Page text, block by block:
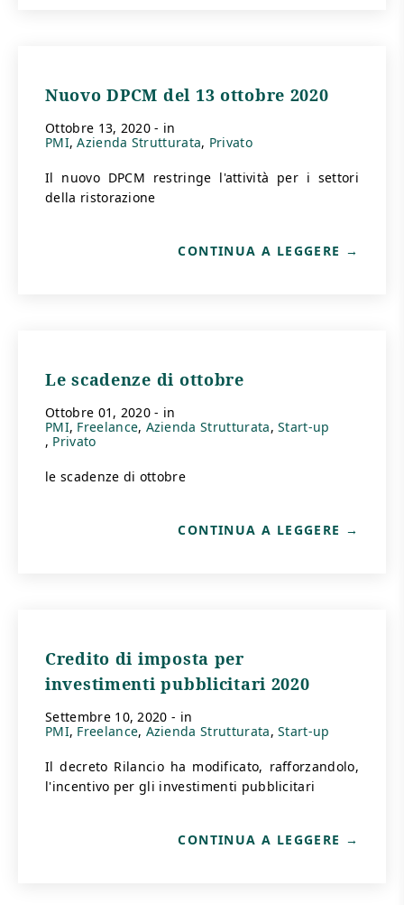
Nuovo DPCM del 13 ottobre 2020
ottobre 13, 2020 - in
PMI Azienda Strutturata Privato
Il nuovo DPCM restringe l'attività per i settori
della ristorazione
CONTINUA A LEGGERE
Le scadenze di ottobre
ottobre 01, 2020 - in
PMI Freelance Azienda Strutturata Start-up
Privato
le scadenze di ottobre
CONTINUA A LEGGERE
Credito di imposta per
investimenti pubblicitari 2020
settembre 10, 2020 - in
PMI Freelance Azienda Strutturata Start-up
Il decreto Rilancio ha modificato, rafforzandolo,
l'incentivo per gli investimenti pubblicitari
CONTINUA A LEGGERE